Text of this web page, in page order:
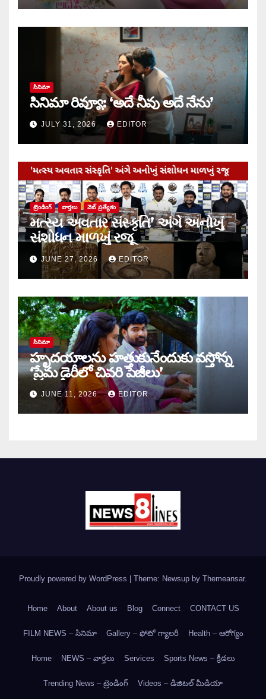
సినిమా
సినిమా రివ్యూ: ‘అదే నీవు అదే నేను’
JULY 31, 2026 EDITOR
ట్రెండింగ్ వార్త‌లు వెబ్ ప్రత్యేకం
મત્સ્ય અવતાર સંસ્કૃતિ’ અંગે અનોખું
સંશોધન માળખું રજૂ
JUNE 27, 2026 EDITOR
సినిమా
హృదయాలను హత్తుకునేందుకు వస్తోన్న
‘ప్రేమ డైరీలో చివరి పేజీలు’
JUNE 11, 2026 EDITOR
Proudly powered by WordPress Theme: Newsup by Themeansar.
Home About About us Blog Connect CONTACT US
FILM NEWS – సినిమా Gallery – ఫోటో గ్యాలరీ Health – ఆరోగ్యం
Home NEWS – వార్త‌లు Services Sports News – క్రీడలు
Trending News – ట్రెండింగ్ Videos – డిజిటల్ మీడియా